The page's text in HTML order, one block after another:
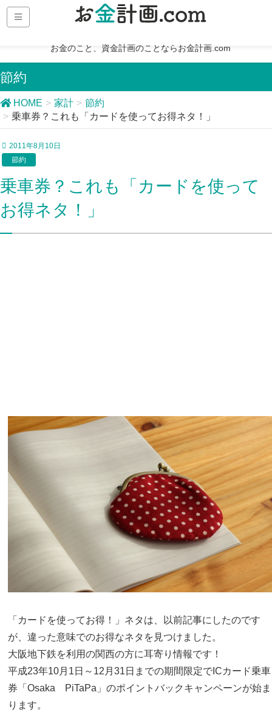
お金のこと、資金計画のことならお金計画.com
節約
HOME 家計
節約
乗車券？これも「カードを使ってお得ネタ！」
2011年8月10日
節約
乗車券？これも「カードを使って
お得ネタ！」
「カードを使ってお得！」ネタは、以前記事にしたのです
が、違った意味でのお得なネタを見つけました。
大阪地下鉄を利用の関西の方に耳寄り情報です！
平成23年10月1日～12月31日までの期間限定でICカード乗車
券 「Osaka PiTaPa」のポイントバックキャンペーンが始ま
ります。